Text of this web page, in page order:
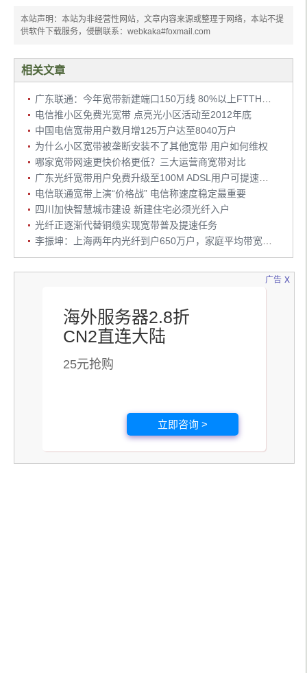
本站声明：本站为非经营性网站，文章内容来源或整理于网络，本站不提
供软件下载服务，侵删联系：webkaka#foxmail.com
相关文章
电信推小区免费光宽带 点亮光小区活动至2012年底
中国电信宽带用户数月增125万户达至8040万户
为什么小区宽带被垄断安装不了其他宽带 用户如何维权
哪家宽带网速更快价格更低？三大运营商宽带对比
电信联通宽带上演“价格战” 电信称速度稳定最重要
四川加快智慧城市建设 新建住宅必须光纤入户
光纤正逐渐代替铜缆实现宽带普及提速任务
广告
海外服务器2.8折
CN2直连大陆
25元抢购
立即咨询 >
x